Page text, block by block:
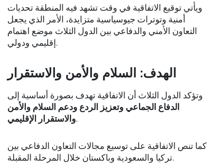
ويأتي توقيع الاتفاقية في وقت تشهد فيه المنطقة تحديات
أمنية وتوترات جيوسياسية متزايدة، الأمر الذي يجعل
التعاون الأمني والدفاعي بين الدول الثلاث موضع اهتمام
إقليمي ودولي.
الهدف: السلام والأمن والاستقرار
وتؤكد الدول الثلاث أن الاتفاقية تهدف بصورة أساسية إلى
الدفاع الجماعي وتعزيز الردع ودعم السلام والأمن
والاستقرار الإقليمي.
كما تنص الاتفاقية على توسيع مجالات التعاون الدفاعي بين
تركيا والسعودية وباكستان خلال المرحلة المقبلة.